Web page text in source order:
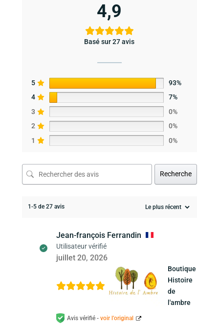
4,9
Basé sur 27 avis
5
93%
4
7%
3
0%
2
0%
1
0%
Recherche
1-5 de 27 avis
Jean-françois Ferrandin
Utilisateur vérifié
juillet 20, 2026
Boutique
Histoire
de
l'ambre
Avis vérifié - voir l’original